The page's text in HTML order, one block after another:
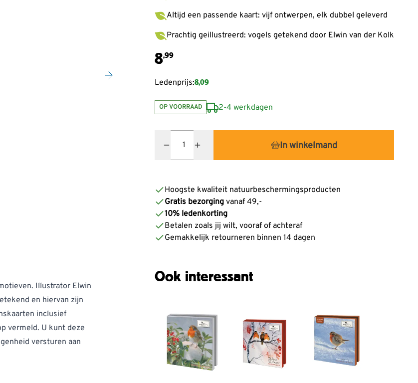
Altijd een passende kaart: vijf ontwerpen, elk dubbel geleverd
Prachtig geillustreerd: vogels getekend door Elwin van der Kolk
8,99
Ledenprijs:8,09
OP VOORRAAD 2-4 werkdagen
In winkelmand
Hoogste kwaliteit natuurbeschermingsproducten
Gratis bezorging vanaf 49,-
10% ledenkorting
Betalen zoals jij wilt, vooraf of achteraf
Gemakkelijk retourneren binnen 14 dagen
Ook interessant
Illustrator Elwin
en hiervan zijn
inclusief
vermeld. U kunt deze
versturen aan